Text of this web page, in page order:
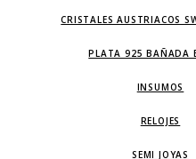
CRISTALES AUSTRIACOS
PLATA 925 BAÑADA
INSUMOS
RELOJES
SEMI JOYAS